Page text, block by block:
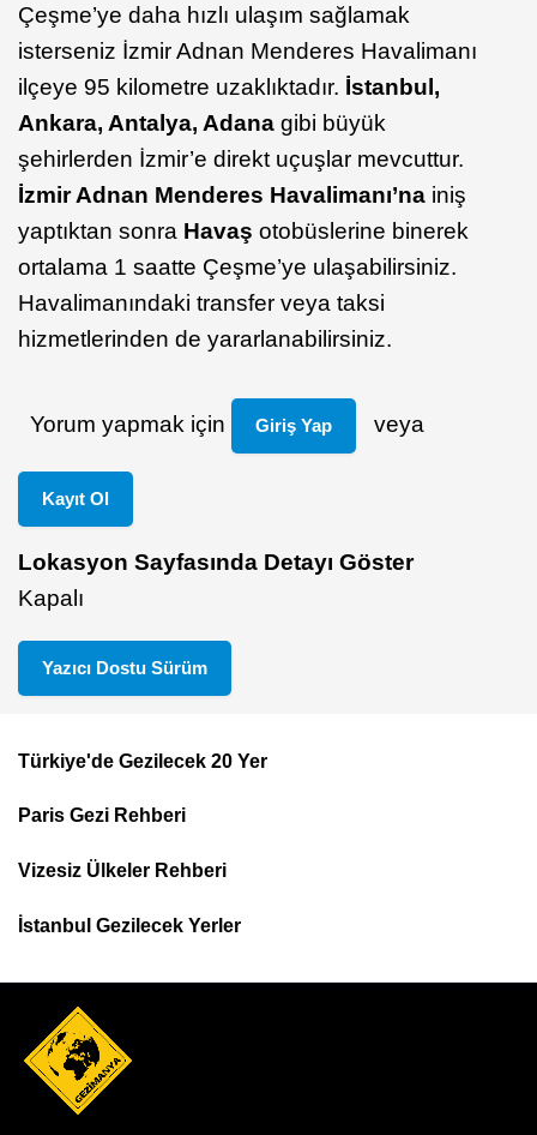
Çeşme’ye daha hızlı ulaşım sağlamak
isterseniz İzmir Adnan Menderes Havalimanı
ilçeye 95 kilometre uzaklıktadır. İstanbul,
Ankara, Antalya, Adana gibi büyük
şehirlerden İzmir’e direkt uçuşlar mevcuttur.
İzmir Adnan Menderes Havalimanı’na iniş
yaptıktan sonra Havaş otobüslerine binerek
ortalama 1 saatte Çeşme’ye ulaşabilirsiniz.
Havalimanındaki transfer veya taksi
hizmetlerinden de yararlanabilirsiniz.
Yorum yapmak için Giriş Yap veya
Kayıt Ol
Lokasyon Sayfasında Detayı Göster
Kapalı
Yazıcı Dostu Sürüm
Footer
Top
Menu
Türkiye'de Gezilecek 20 Yer
Paris Gezi Rehberi
Vizesiz Ülkeler Rehberi
İstanbul Gezilecek Yerler